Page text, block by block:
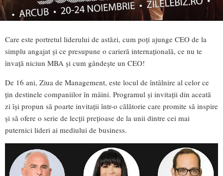
Care este portretul liderului de astăzi, cum poţi ajunge CEO de la
simplu angajat şi ce presupune o carieră internaţională, ce nu te
învaţă niciun MBA şi cum gândeşte un CEO!
De 16 ani, Ziua de Management, este locul de întâlnire al celor ce
ţin destinele companiilor în mâini. Programul şi invitaţii din aceată
zi îşi propun să poarte invitaţii într-o călătorie care promite să inspire
şi să ofere o serie de lecţii preţioase de la unii dintre cei mai
puternici lideri ai mediului de business.